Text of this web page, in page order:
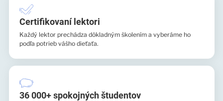
Certifikovaní lektori
Každý lektor prechádza dôkladným školením a vyberáme ho
podľa potrieb vášho dieťaťa.
36 000+ spokojných študentov